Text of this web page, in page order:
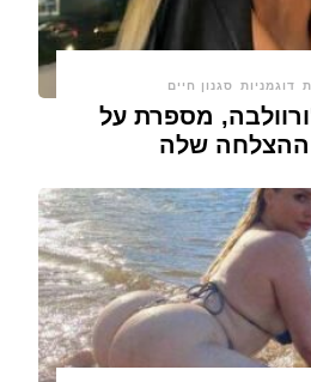
דוגמניות סגנון חיים
מספרת על
ההצלחה שלה